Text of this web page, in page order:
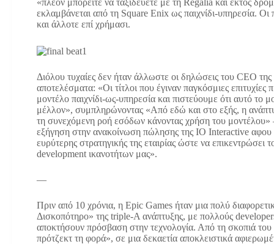
«πλέον μπορείτε να ταξιδεύετε με τη Regalia και εκτός
εκλαμβάνεται από τη Square Enix ως παιχνίδι-υπηρεσία. Οι
και άλλοτε επί χρήμασι.
Διόλου τυχαίες δεν ήταν άλλωστε οι δηλώσεις του CEO
αποτελέσματα: «Οι τίτλοι που έγιναν παγκόσμιες
μοντέλο παιχνίδι-ως-υπηρεσία και πιστεύουμε ότι αυτό το
μέλλον», συμπληρώνοντας «Από εδώ και στο εξής, η
τη συνεχόμενη ροή εσόδων κάνοντας χρήση του μοντέλου»
εξήγηση στην ανακοίνωση πώλησης της ΙΟ Ιnteractive
ευρύτερης στρατηγικής της εταιρίας ώστε να
development ικανοτήτων μας».
—
Πριν από 10 χρόνια, η Epic Games ήταν μια πολύ
Δισκοπότηρο» της triple-A ανάπτυξης, με πολλούς
αποκτήσουν πρόσβαση στην τεχνολογία. Από τη σκοπιά
πρότζεκτ τη φορά», σε μια δεκαετία αποκλειστικά